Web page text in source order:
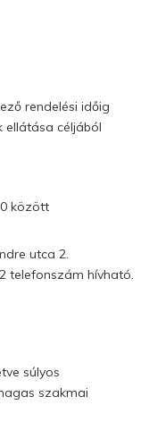
rendelési időig
ellátása céljából
között
utca 2.
telefonszám hívható.
súlyos
szakmai